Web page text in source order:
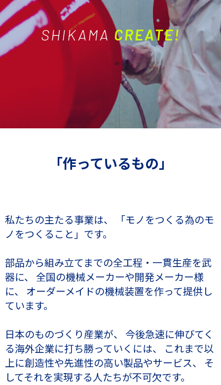
SHIKAMA CREATE!
「作っているもの」
私たちの主たる事業は、
「モノをつくる為のモ
ノをつくること」です。
部品から組み立てまでの全工程・一貫生産を武
器に、 全国の機械メーカーや開発メーカー様
に、
オーダーメイドの機械装置を作って提供し
ています。
日本のものづくり産業が、
今後急速に伸びてく
る海外企業に打ち勝っていくには、
これまで以
上に創造性や先進性の高い製品やサービス、
そ
してそれを実現する人たちが不可欠です。